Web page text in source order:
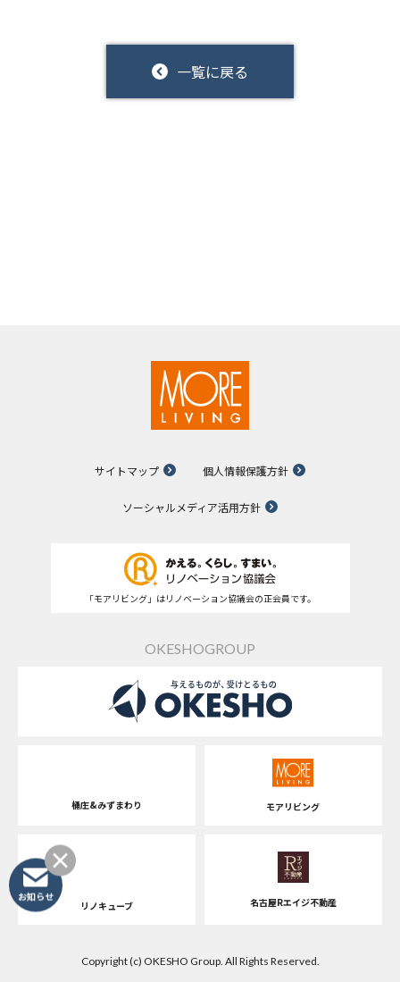
一覧に戻る
サイトマップ 個人情報保護方針
ソーシャルメディア活用方針
「モアリビング」はリノベーション協議会の正会員です。
OKESHOGROUP
桶庄&みずまわり モアリビング
リノキューブ 名古屋Rエイジ不動産
Copyright (c) OKESHO Group. All Rights Reserved.
お知らせ